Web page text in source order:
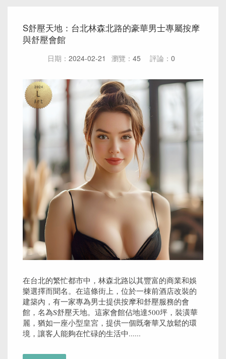
S舒壓天地：台北林森北路的豪華男士專屬按摩
與舒壓會館
日期： 2024-02-21 瀏覽： 45 評論： 0
在台北的繁忙都市中，林森北路以其豐富的商業和娛
樂選擇而聞名。在這條街上，位於一棟前酒店改裝的
建築內，有一家專為男士提供按摩和舒壓服務的會
館，名為S舒壓天地。這家會館佔地達500坪，裝潢華
麗，猶如一座小型皇宮，提供一個既奢華又放鬆的環
境，讓客人能夠在忙碌的生活中......